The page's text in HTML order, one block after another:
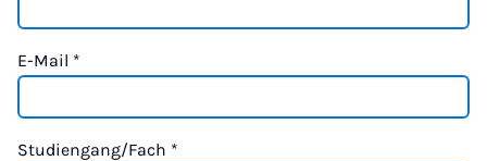
E-Mail *
Studiengang/Fach *